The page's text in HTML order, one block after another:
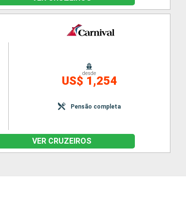
desde
US$ 1,254
Pensão completa
VER CRUZEIROS